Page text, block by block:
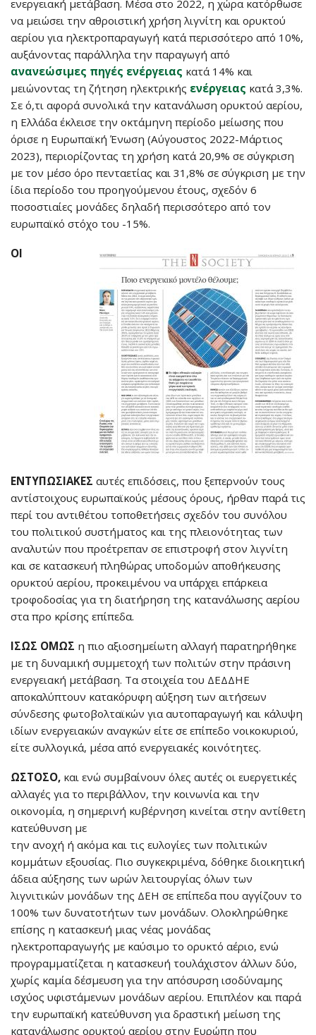
ενεργειακή μετάβαση. Μέσα στο 2022, η χώρα κατόρθωσε
να μειώσει την αθροιστική χρήση λιγνίτη και ορυκτού
αερίου για ηλεκτροπαραγωγή κατά περισσότερο από 10%,
αυξάνοντας παράλληλα την παραγωγή από
ανανεώσιμες πηγές ενέργειας κατά 14% και
μειώνοντας τη ζήτηση ηλεκτρικής ενέργειας κατά 3,3%.
Σε ό,τι αφορά συνολικά την κατανάλωση ορυκτού αερίου,
η Ελλάδα έκλεισε την οκτάμηνη περίοδο μείωσης που
όρισε η Ευρωπαϊκή Ένωση (Αύγουστος 2022-Μάρτιος
2023), περιορίζοντας τη χρήση κατά 20,9% σε σύγκριση
με τον μέσο όρο πενταετίας και 31,8% σε σύγκριση με την
ίδια περίοδο του προηγούμενου έτους, σχεδόν 6
ποσοστιαίες μονάδες δηλαδή περισσότερο από τον
ευρωπαϊκό στόχο του -15%.
ΟΙ
ΕΝΤΥΠΩΣΙΑΚΕΣ αυτές επιδόσεις, που ξεπερνούν τους
αντίστοιχους ευρωπαϊκούς μέσους όρους, ήρθαν παρά τις
περί του αντιθέτου τοποθετήσεις σχεδόν του συνόλου
του πολιτικού συστήματος και της πλειονότητας των
αναλυτών που προέτρεπαν σε επιστροφή στον λιγνίτη
και σε κατασκευή πληθώρας υποδομών αποθήκευσης
ορυκτού αερίου, προκειμένου να υπάρχει επάρκεια
τροφοδοσίας για τη διατήρηση της κατανάλωσης αερίου
στα προ κρίσης επίπεδα.
ΙΣΩΣ ΟΜΩΣ η πιο αξιοσημείωτη αλλαγή παρατηρήθηκε
με τη δυναμική συμμετοχή των πολιτών στην πράσινη
ενεργειακή μετάβαση. Τα στοιχεία του ΔΕΔΔΗΕ
αποκαλύπτουν κατακόρυφη αύξηση των αιτήσεων
σύνδεσης φωτοβολταϊκών για αυτοπαραγωγή και κάλυψη
ιδίων ενεργειακών αναγκών είτε σε επίπεδο νοικοκυριού,
είτε συλλογικά, μέσα από ενεργειακές κοινότητες.
ΩΣΤΟΣΟ, και ενώ συμβαίνουν όλες αυτές οι ευεργετικές
αλλαγές για το περιβάλλον, την κοινωνία και την
οικονομία, η σημερινή κυβέρνηση κινείται στην αντίθετη
κατεύθυνση με
την ανοχή ή ακόμα και τις ευλογίες των πολιτικών
κομμάτων εξουσίας. Πιο συγκεκριμένα, δόθηκε διοικητική
άδεια αύξησης των ωρών λειτουργίας όλων των
λιγνιτικών μονάδων της ΔΕΗ σε επίπεδα που αγγίζουν το
100% των δυνατοτήτων των μονάδων. Ολοκληρώθηκε
επίσης η κατασκευή μιας νέας μονάδας
ηλεκτροπαραγωγής με καύσιμο το ορυκτό αέριο, ενώ
προγραμματίζεται η κατασκευή τουλάχιστον άλλων δύο,
χωρίς καμία δέσμευση για την απόσυρση ισοδύναμης
ισχύος υφιστάμενων μονάδων αερίου. Επιπλέον και παρά
την ευρωπαϊκή κατεύθυνση για δραστική μείωση της
κατανάλωσης ορυκτού αερίου στην Ευρώπη που